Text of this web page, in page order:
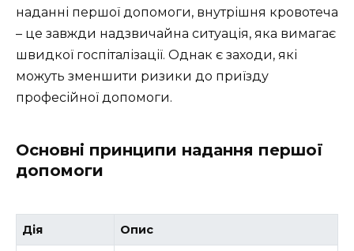
наданні першої допомоги, внутрішня кровотеча
– це завжди надзвичайна ситуація, яка вимагає
швидкої госпіталізації. Однак є заходи, які
можуть зменшити ризики до приїзду
професійної допомоги.
Основні принципи надання першої
допомоги
Дія Опис